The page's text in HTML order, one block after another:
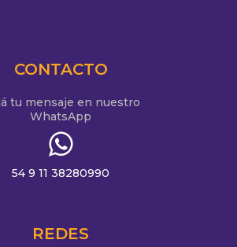
CONTACTO
tu mensaje en nuestro
WhatsApp
54 9 11 38280990
REDES